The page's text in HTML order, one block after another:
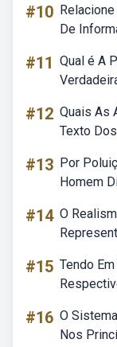
#10
De
#11 Qual é A
#12 Quais As
Texto
#13 Por
Homem
#14 O
#15 Tendo
#16 O
Nos